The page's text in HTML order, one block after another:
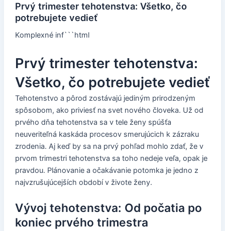
Prvý trimester tehotenstva: Všetko, čo
potrebujete vedieť
Komplexné inf```html
Prvý trimester tehotenstva:
Všetko, čo potrebujete vedieť
Tehotenstvo a pôrod zostávajú jediným prirodzeným
spôsobom, ako priviesť na svet nového človeka. Už od
prvého dňa tehotenstva sa v tele ženy spúšťa
neuveriteľná kaskáda procesov smerujúcich k zázraku
zrodenia. Aj keď by sa na prvý pohľad mohlo zdať, že v
prvom trimestri tehotenstva sa toho nedeje veľa, opak je
pravdou. Plánovanie a očakávanie potomka je jedno z
najvzrušujúcejších období v živote ženy.
Vývoj tehotenstva: Od počatia po
koniec prvého trimestra